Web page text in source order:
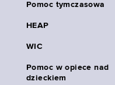
Pomoc tymczasowa
HEAP
WIC
Pomoc w opiece nad
dzieckiem